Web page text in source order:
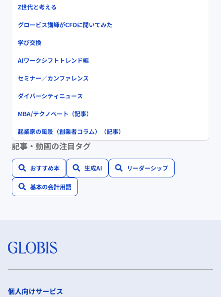
Z世代と考える
グロービス講師がCFOに聞いてみた
学び交換
AIワークシフトトレンド編
セミナー／カンファレンス
ダイバーシティニュース
MBA/テクノベート（記事）
起業家の風景（創業者コラム）（記事）
記事・動画の注目タグ
おすすめ本 生成AI リーダーシップ
基本の会計用語
個人向けサービス